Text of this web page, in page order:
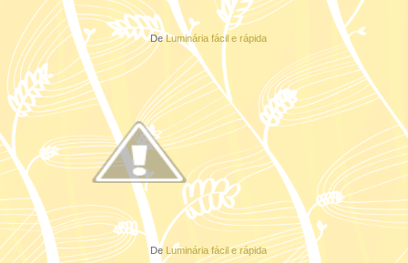
DeLuminária fácil e rápida
De Luminária fácil e rápida